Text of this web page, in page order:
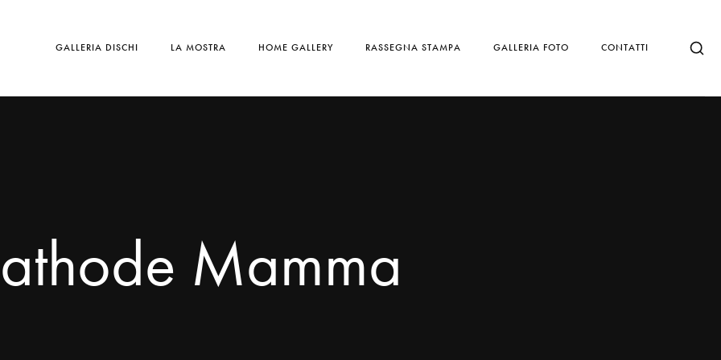
GALLERIA DISCHI LA MOSTRA HOME GALLERY RASSEGNA STAMPA GALLERIA FOTO CONTATTI
Mamma